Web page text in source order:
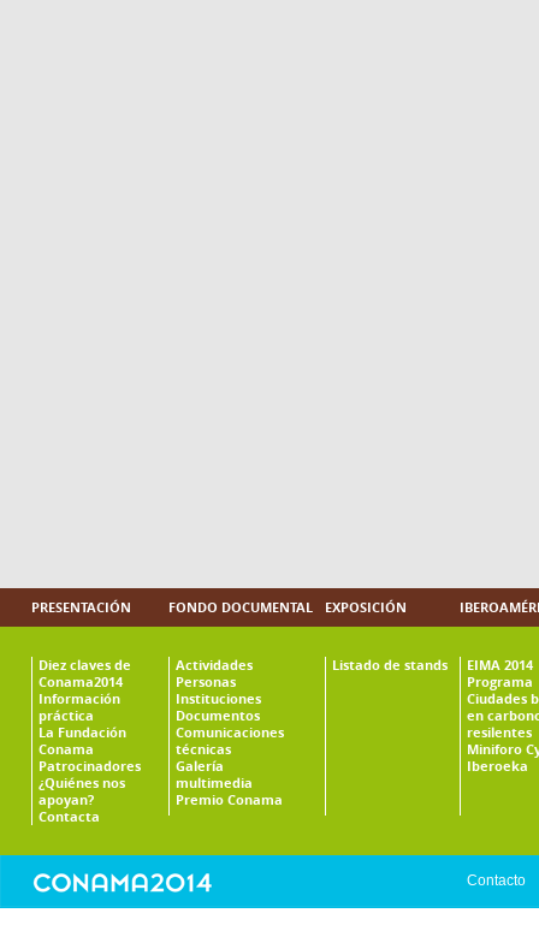
PRESENTACIÓN
Diez claves de
Conama2014
Información
práctica
La Fundación
Conama
Patrocinadores
¿Quiénes nos
apoyan?
Contacta
FONDO DOCUMENTAL
Actividades
Personas
Instituciones
Documentos
Comunicaciones
técnicas
Galería
multimedia
Premio Conama
EXPOSICIÓN
Listado de stands
EIMA 2014
Programa
Ciudades
en
resilentes
Miniforo
Iberoeka
Contacto